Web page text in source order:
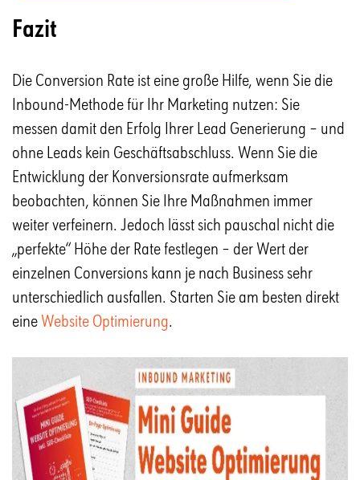
Fazit
Die Conversion Rate ist eine große Hilfe, wenn Sie die
Inbound-Methode für Ihr Marketing nutzen: Sie
messen damit den Erfolg Ihrer Lead Generierung – und
ohne Leads kein Geschäftsabschluss. Wenn Sie die
Entwicklung der Konversionsrate aufmerksam
beobachten, können Sie Ihre Maßnahmen immer
weiter verfeinern. Jedoch lässt sich pauschal nicht die
„perfekte“ Höhe der Rate festlegen – der Wert der
einzelnen Conversions kann je nach Business sehr
unterschiedlich ausfallen. Starten Sie am besten direkt
eineWebsite Optimierung.